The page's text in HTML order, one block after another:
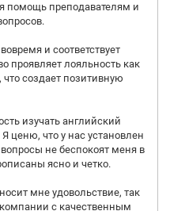
помощь преподавателям и
и соответствует
проявляет лояльность как
создает позитивную
изучать английский
ценю, что у нас установлен
не беспокоят меня в
ясно и четко.
мне удовольствие, так
с качественным